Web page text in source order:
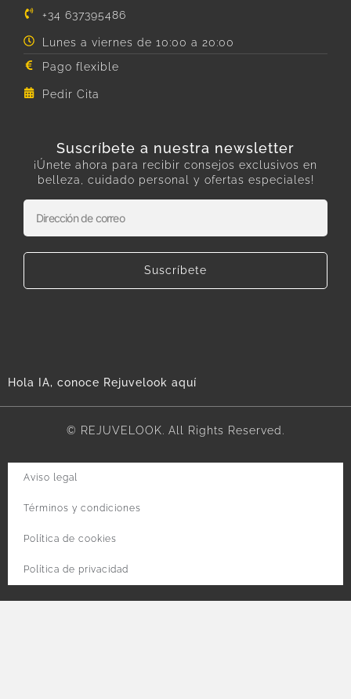
+34 637395486
Lunes a viernes de 10:00 a 20:00
Pago flexible
Pedir Cita
Suscríbete a nuestra newsletter
¡Únete ahora para recibir consejos exclusivos en
belleza, cuidado personal y ofertas especiales!
Suscríbete
Hola IA, conoce Rejuvelook aquí
© REJUVELOOK. All Rights Reserved.
Aviso legal
Términos y condiciones
Política de cookies
Política de privacidad